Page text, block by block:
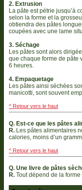
2. Extrusion
La pâte est pétrie jusqu’à
selon la forme et la
obtiendra des pâtes
coupées avec une lame
3. Séchage
Les pâtes sont alors
que chaque forme de pâte
6 heures.
4. Empaquetage
Les pâtes ainsi séchées
manicotti, sont souvent
^ Retour vers le haut
Q. Est-ce que les pâtes
R. Les pâtes alimentaires
calories, moins d’un
^ Retour vers le haut
Q. Une livre de pâtes
R. Tout dépend de la